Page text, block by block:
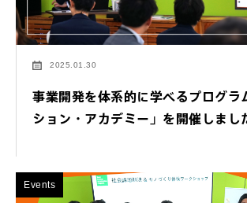
2025.01.30
事業開発を体系的に学べるプログラ
ション・アカデミー」を開催しまし
Events